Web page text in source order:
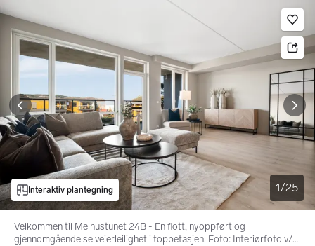
Gå til annonsen
Bildegalleri
1/25
Interaktiv plantegning
Velkommen til Melhustunet 24B - En flott, nyoppført og
gjennomgående selveierleilighet i toppetasjen. Foto: Interiørfoto v/